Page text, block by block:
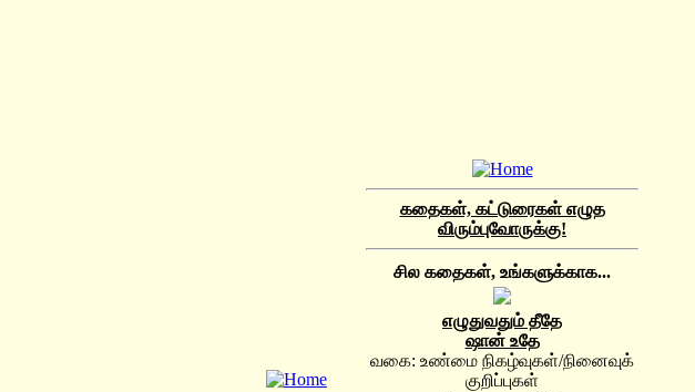
கதைகள், கட்டுரைகள் எழுத
விரும்புவோருக்கு!
சில கதைகள், உங்களுக்காக...
எழுதுவதும் தீதே
ஷான் உதே
வகை: உண்மை நிகழ்வுகள்/நினைவுக்
குறிப்புகள்